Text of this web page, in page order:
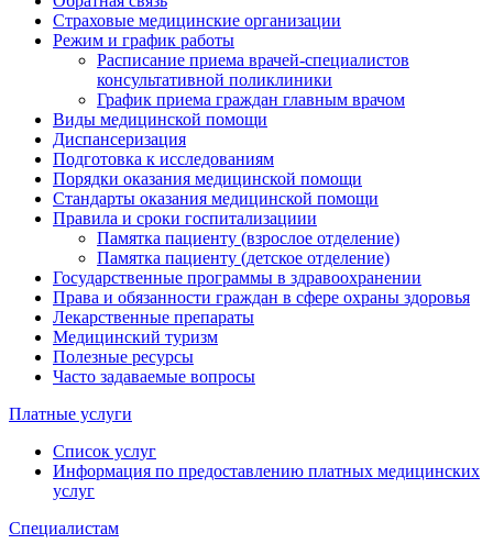
Страховые медицинские организации
Режим и график работы
Расписание приема врачей-специалистов
консультативной поликлиники
График приема граждан главным врачом
Виды медицинской помощи
Диспансеризация
Подготовка к исследованиям
Порядки оказания медицинской помощи
Стандарты оказания медицинской помощи
Правила и сроки госпитализациии
Памятка пациенту (взрослое отделение)
Памятка пациенту (детское отделение)
Государственные программы в здравоохранении
Права и обязанности граждан в сфере охраны здоровья
Лекарственные препараты
Медицинский туризм
Полезные ресурсы
Часто задаваемые вопросы
Платные услуги
Список услуг
Информация по предоставлению платных медицинских
услуг
Специалистам